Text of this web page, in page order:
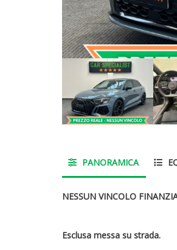
PANORAMICA
NESSUN VINCOLO
Esclusa messa su strada.